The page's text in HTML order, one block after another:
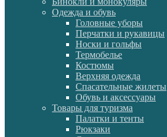
Одежда и обувь
Головные уборы
Перчатки и рукавицы
Носки и гольфы
Термобелье
Костюмы
Верхняя одежда
Спасательные жилеты
Обувь и аксессуары
Товары для туризма
Палатки и тенты
Рюкзаки